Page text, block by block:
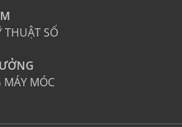
THUẬT SỐ
MÁY MÓC